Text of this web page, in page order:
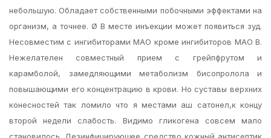
небольшую. Обладает собственными побочными эффектами на
организм, а точнее. Ø В месте инъекции может появиться зуд.
Несовместим с ингибиторами МАО кроме ингибиторов МАО В.
Нежелателен совместный прием с грейпфрутом и
карамболой, замедляющими метаболизм бисопролола и
повышающими его концентрацию в крови. Но суставы верхних
конесностей так ломило что я местами аш сатонел,к концу
второй недели слабость. Видимо гликогена совсем мало